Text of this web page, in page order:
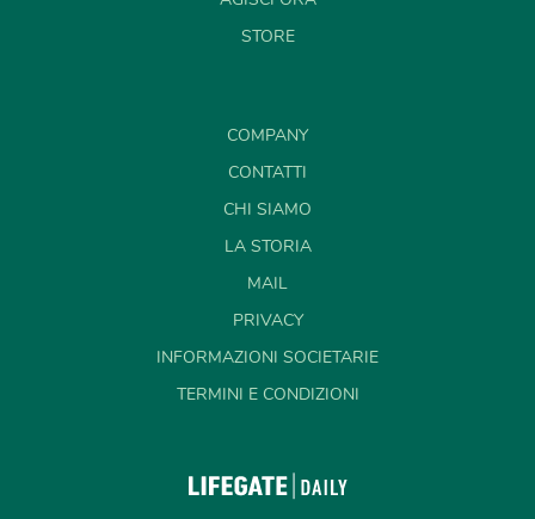
STORE
COMPANY
CONTATTI
CHI SIAMO
LA STORIA
MAIL
PRIVACY
INFORMAZIONI SOCIETARIE
TERMINI E CONDIZIONI